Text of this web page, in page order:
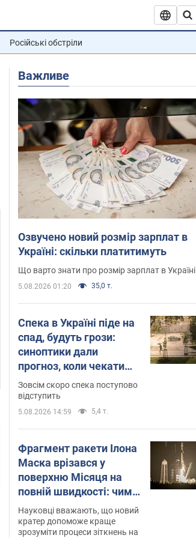
Російські обстріли
Важливе
Озвучено новий розмір зарплат в
Україні: скільки платитимуть
Що варто знати про розмір зарплат в Україні
5.08.2026 01:20 35,0 т.
Спека в Україні піде на
спад, будуть грози:
синоптики дали
прогноз, коли чекати
зміни погоди
Зовсім скоро спека поступово
відступить
5.08.2026 14:59 5,4 т.
Фрагмент ракети Ілона
Маска врізався у
поверхню Місяця на
повній швидкості: чим
усе завершилось
Науковці вважають, що новий
кратер допоможе краще
зрозуміти процеси зіткнень на